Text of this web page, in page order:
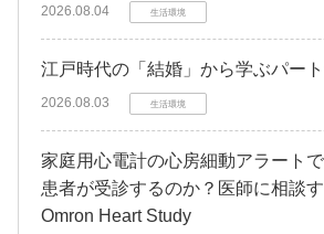
2026.08.04 生活環境
江戸時代の「結婚」から学ぶパー
2026.08.03 生活環境
家庭用心電計の心房細動アラート
患者が受診するのか？医師に相談す
Omron Heart Study